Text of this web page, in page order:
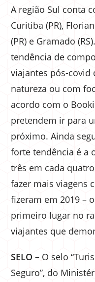
A região Sul conta
Curitiba (PR),
(PR) e Gramado
tendência de
viajantes pós-
natureza ou com
acordo com o
pretendem ir para
próximo. Ainda
forte tendência é a
três em cada
fazer mais viagens
fizeram em 2019 –
primeiro lugar no
viajantes que
SELO – O selo
Seguro”, do